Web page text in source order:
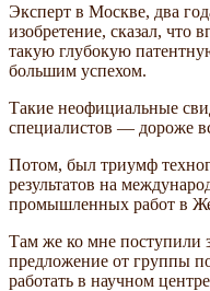
Эксперт в Москве, два
изобретение, сказал, что
такую глубокую
большим успехом.
Такие неофициальные
специалистов — дороже
Потом, был триумф
результатов на
промышленных работ в
Там же ко мне поступили
предложение от группы
работать в научном